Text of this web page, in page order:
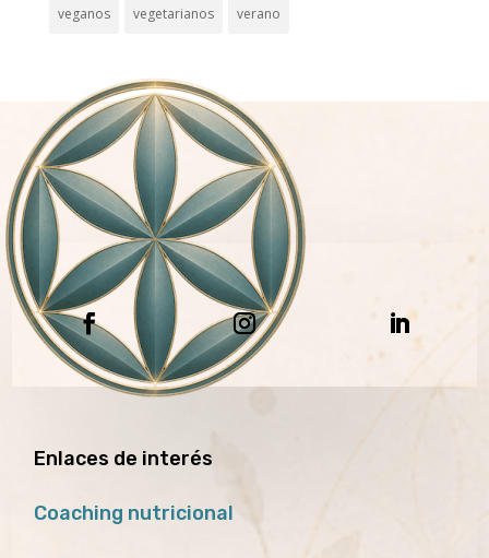
veganos vegetarianos verano
Enlaces de interés
Coaching nutricional